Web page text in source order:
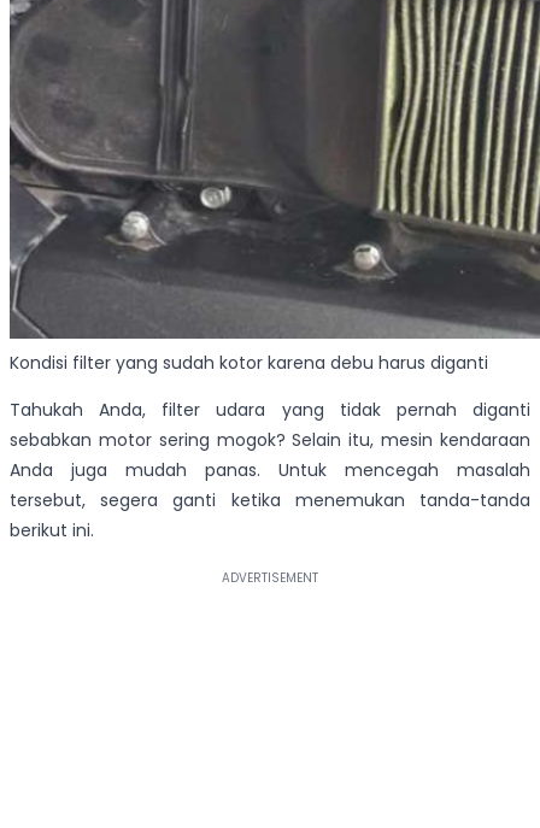
Kondisi filter yang sudah kotor karena debu harus diganti
Tahukah Anda, filter udara yang tidak pernah diganti
sebabkan motor sering mogok? Selain itu, mesin kendaraan
Anda juga mudah panas. Untuk mencegah masalah
tersebut, segera ganti ketika menemukan tanda-tanda
berikut ini.